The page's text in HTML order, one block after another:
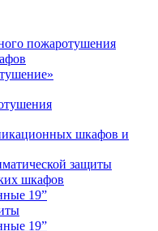
пожаротушения
шкафов и
защиты
шкафов
19”
19”